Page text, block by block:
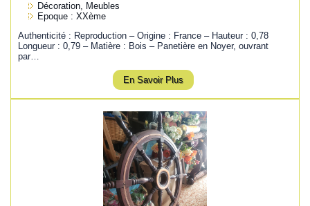
Décoration, Meubles
Epoque : XXème
Authenticité : Reproduction – Origine : France – Hauteur : 0,78
Longueur : 0,79 – Matière : Bois – Panetière en Noyer, ouvrant
par…
En Savoir Plus